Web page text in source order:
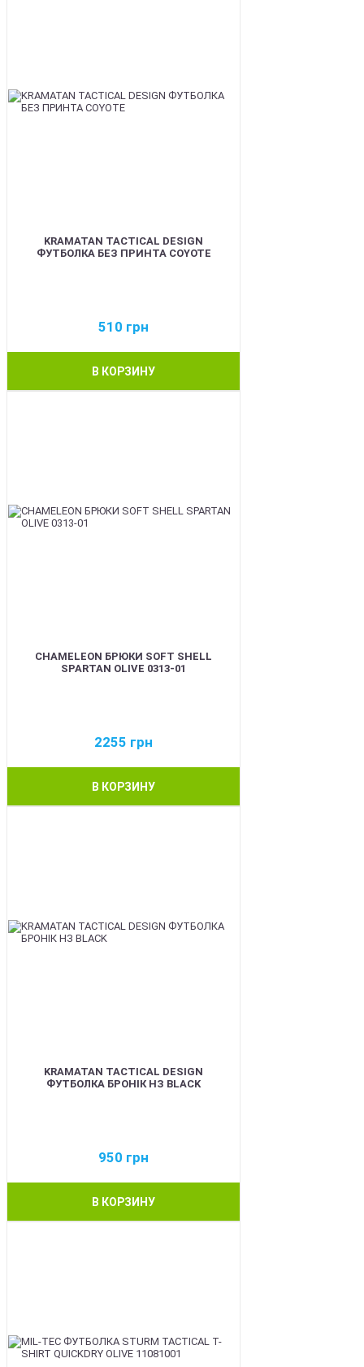
KRAMATAN TACTICAL DESIGN
ФУТБОЛКА БЕЗ ПРИНТА COYOTE
510 грн
В КОРЗИНУ
CHAMELEON БРЮКИ SOFT SHELL
SPARTAN OLIVE 0313-01
2255 грн
В КОРЗИНУ
KRAMATAN TACTICAL DESIGN
ФУТБОЛКА БРОНІК НЗ BLACK
950 грн
В КОРЗИНУ